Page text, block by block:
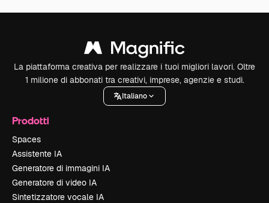
La piattaforma creativa per realizzare i tuoi migliori lavori. Oltre
1 milione di abbonati tra creativi, imprese, agenzie e studi.
Italiano
Prodotti
Spaces
Assistente IA
Generatore di immagini IA
Generatore di video IA
Sintetizzatore vocale IA